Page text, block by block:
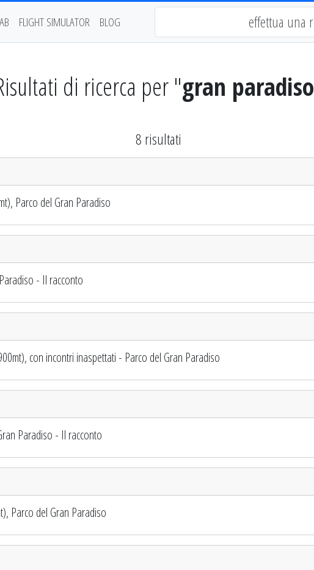
FLIGHT SIMULATOR BLOG
di ricerca per "gran paradiso
8 risultati
Parco del Gran Paradiso
- Il racconto
con incontri inaspettati - Parco del Gran Paradiso
Paradiso - Il racconto
Parco del Gran Paradiso